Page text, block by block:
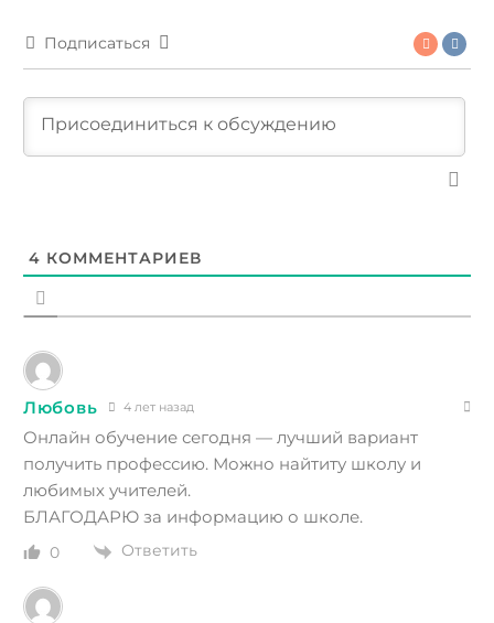
Подписаться
4 КОММЕНТАРИЕВ
Любовь 4 лет назад
Онлайн обучение сегодня — лучший вариант
получить профессию. Можно найтиту школу и
любимых учителей.
БЛАГОДАРЮ за информацию о школе.
0 Ответить